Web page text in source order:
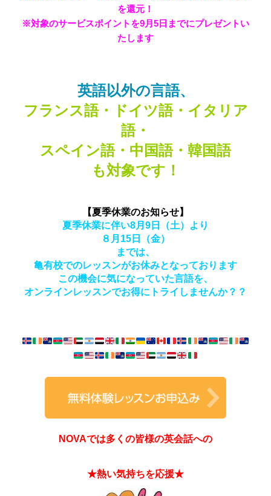
を還元！
※対象のサービスポイントを9月5日までにプレゼントい
たします
英語以外の言語、
フランス語・ドイツ語・イタリア
語・
スペイン語・中国語・韓国語
も対象です！
【夏季休業のお知らせ】
夏季休業に伴い8月9日（土）より
８月15日（金）
までは、
亀有校でのレッスンがお休みとなっております
この機会に気になっていた言語を、
オンラインレッスンでお得にトライしませんか？？
NOVAでは多くの皆様の英会話への
★熱い気持ちを応援★